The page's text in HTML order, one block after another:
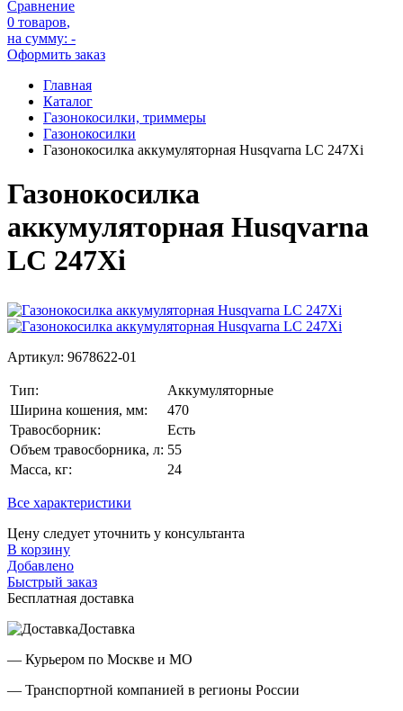
Сравнение
0 товаров,
на сумму: -
Оформить заказ
Главная
Каталог
Газонокосилки, триммеры
Газонокосилки
Газонокосилка аккумуляторная Husqvarna LC 247Xi
Газонокосилка
аккумуляторная Husqvarna
LC 247Xi
Артикул: 9678622-01
Тип:
Аккумуляторные
Ширина кошения, мм:
470
Травосборник:
Есть
Объем травосборника, л: 55
Масса, кг:
24
Все характеристики
Цену следует уточнить у консультанта
В корзину
Добавлено
Быстрый заказ
Бесплатная доставка
Доставка
— Курьером по Москве и МО
— Транспортной компанией в регионы России